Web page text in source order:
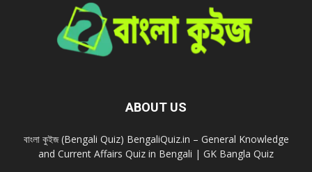
ABOUT US
বাংলা কুইজ (Bengali Quiz) BengaliQuiz.in – General Knowledge
and Current Affairs Quiz in Bengali | GK Bangla Quiz